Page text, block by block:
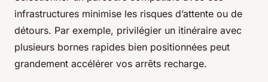
infrastructures minimise les risques d’attente ou de
détours. Par exemple, privilégier un itinéraire avec
plusieurs bornes rapides bien positionnées peut
grandement accélérer vos arrêts recharge.